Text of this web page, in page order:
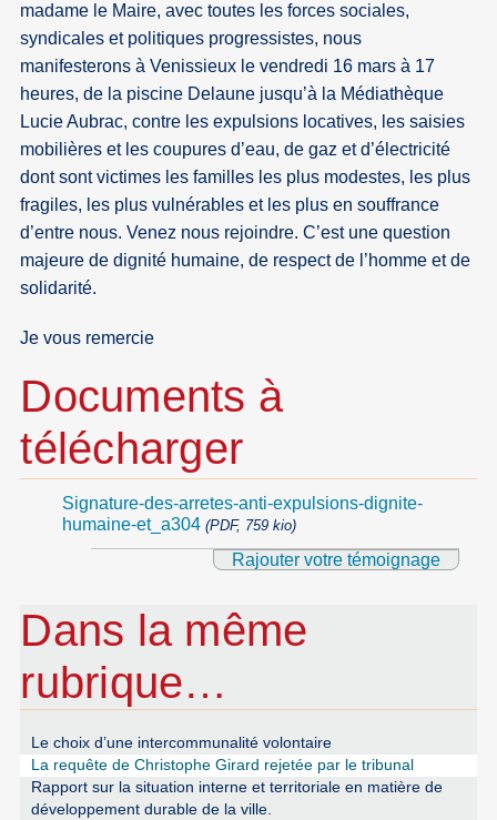
madame le Maire, avec toutes les forces sociales,
syndicales et politiques progressistes, nous
manifesterons à Venissieux le vendredi 16 mars à 17
heures, de la piscine Delaune jusqu’à la Médiathèque
Lucie Aubrac, contre les expulsions locatives, les saisies
mobilières et les coupures d’eau, de gaz et d’électricité
dont sont victimes les familles les plus modestes, les plus
fragiles, les plus vulnérables et les plus en souffrance
d’entre nous. Venez nous rejoindre. C’est une question
majeure de dignité humaine, de respect de l’homme et de
solidarité.
Je vous remercie
Documents à
télécharger
Signature-des-arretes-anti-expulsions-dignite-
humaine-et_a304 (PDF, 759 kio)
Rajouter votre témoignage
Dans la même
rubrique…
Le choix d’une intercommunalité volontaire
La requête de Christophe Girard rejetée par le tribunal
Rapport sur la situation interne et territoriale en matière de
développement durable de la ville.